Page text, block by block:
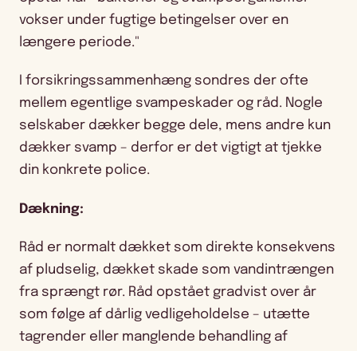
vokser under fugtige betingelser over en
længere periode."
I forsikringssammenhæng sondres der ofte
mellem egentlige svampeskader og råd. Nogle
selskaber dækker begge dele, mens andre kun
dækker svamp – derfor er det vigtigt at tjekke
din konkrete police.
Dækning:
Råd er normalt dækket som direkte konsekvens
af pludselig, dækket skade som vandintrængen
fra sprængt rør. Råd opstået gradvist over år
som følge af dårlig vedligeholdelse – utætte
tagrender eller manglende behandling af